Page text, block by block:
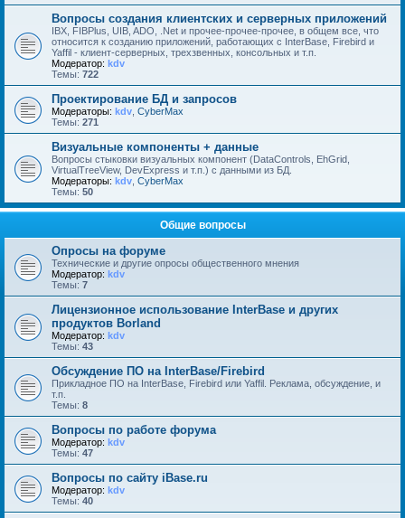
Вопросы создания клиентских и серверных приложений
IBX, FIBPlus, UIB, ADO, .Net и прочее-прочее-прочее, в общем все, что
относится к созданию приложений, работающих с InterBase, Firebird и
Yaffil - клиент-серверных, трехзвенных, консольных и т.п.
Модератор: kdv
Темы: 722
Проектирование БД и запросов
Модераторы: kdv CyberMax
Темы: 271
Визуальные компоненты + данные
Вопросы стыковки визуальных компонент (DataControls, EhGrid,
VirtualTreeView, DevExpress и т.п.) с данными из БД.
Модераторы: kdv CyberMax
Темы: 50
Общие вопросы
Опросы на форуме
Технические и другие опросы общественного мнения
Модератор: kdv
Темы: 7
Лицензионное использование InterBase и других
продуктов Borland
Модератор: kdv
Темы: 43
Обсуждение ПО на InterBase/Firebird
Прикладное ПО на InterBase, Firebird или Yaffil. Реклама, обсуждение, и
т.п.
Темы: 8
Вопросы по работе форума
Модератор: kdv
Темы: 47
Вопросы по сайту iBase.ru
Модератор: kdv
Темы: 40